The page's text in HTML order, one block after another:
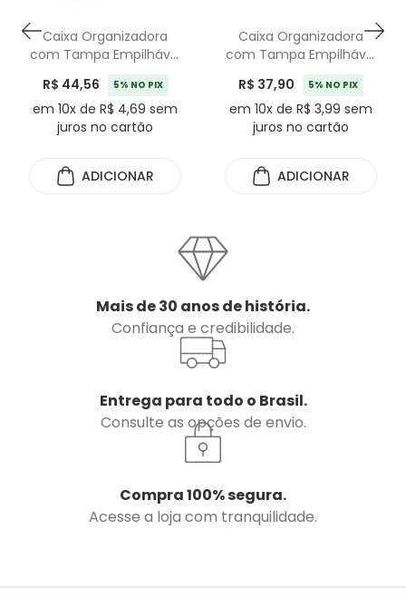
Caixa Organizadora
com Tampa Empilhável
- 1.900ml
R$ 44,56 5% NO PIX
em 10x de R$ 4,69 sem
juros no cartão
ADICIONAR
Caixa Organizadora
com Tampa Empilhável
- 2.350ml
R$ 37,90 5% NO PIX
em 10x de R$ 3,99 sem
juros no cartão
ADICIONAR
Mais de 30 anos de história.
Confiança e credibilidade.
Entrega para todo o Brasil.
Consulte as opções de envio.
Compra 100% segura.
Acesse a loja com tranquilidade.